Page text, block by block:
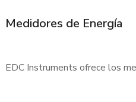
Medidores de Energía
EDC Instruments ofrece los